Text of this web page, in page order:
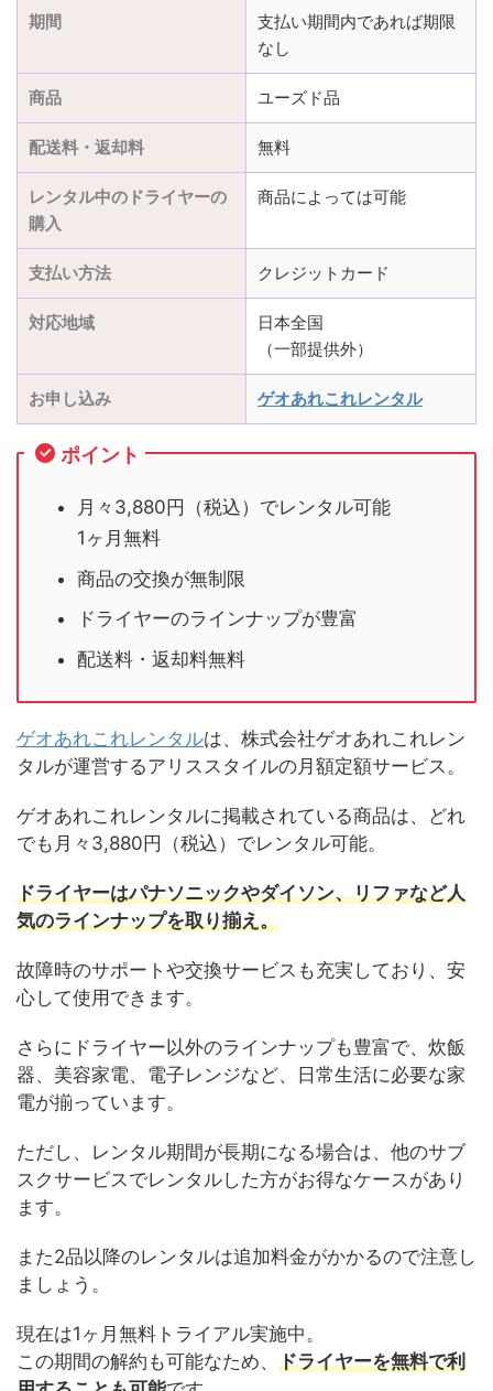
期間
支払い期間内であれば期限
なし
商品 ユーズド品
配送料・返却料 無料
レンタル中のドライヤーの
購入
商品によっては可能
支払い方法 クレジットカード
対応地域
日本全国
（一部提供外）
お申し込み ゲオあれこれレンタル
ポイント
月々3,880円（税込）でレンタル可能
1ヶ月無料
商品の交換が無制限
ドライヤーのラインナップが豊富
配送料・返却料無料
ゲオあれこれレンタルは、株式会社ゲオあれこれレン
タルが運営するアリススタイルの月額定額サービス。
ゲオあれこれレンタルに掲載されている商品は、どれ
でも月々3,880円（税込）でレンタル可能。
ドライヤーはパナソニックやダイソン、リファなど人
気のラインナップを取り揃え。
故障時のサポートや交換サービスも充実しており、安
心して使用できます。
さらにドライヤー以外のラインナップも豊富で、炊飯
器、美容家電、電子レンジなど、日常生活に必要な家
電が揃っています。
ただし、レンタル期間が長期になる場合は、他のサブ
スクサービスでレンタルした方がお得なケースがあり
ます。
また2品以降のレンタルは追加料金がかかるので注意し
ましょう。
現在は1ヶ月無料トライアル実施中。
この期間の解約も可能なため、 ドライヤーを無料で利